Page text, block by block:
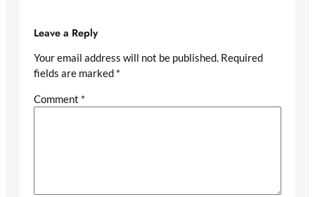
Leave a Reply
Your email address will not be published. Required
fields are marked *
Comment *